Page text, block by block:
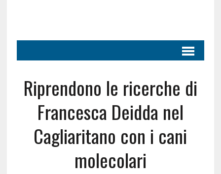
Riprendono le ricerche di
Francesca Deidda nel
Cagliaritano con i cani
molecolari